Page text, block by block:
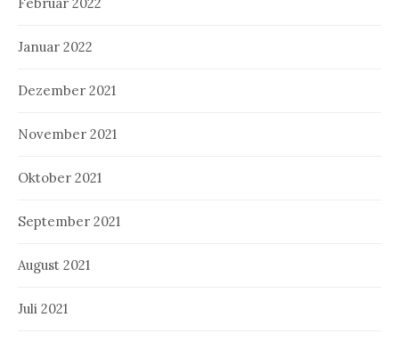
Januar 2022
Dezember 2021
November 2021
Oktober 2021
September 2021
August 2021
Juli 2021